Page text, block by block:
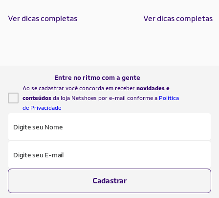
delicado entre o que perde e o que
Ver dicas completas Ver dicas completas
Entre no ritmo com a gente
Ao se cadastrar você concorda em receber novidades e
conteúdos da loja Netshoes por e-mail conforme a Política
de Privacidade
Digite seu Nome
Digite seu E-mail
Cadastrar